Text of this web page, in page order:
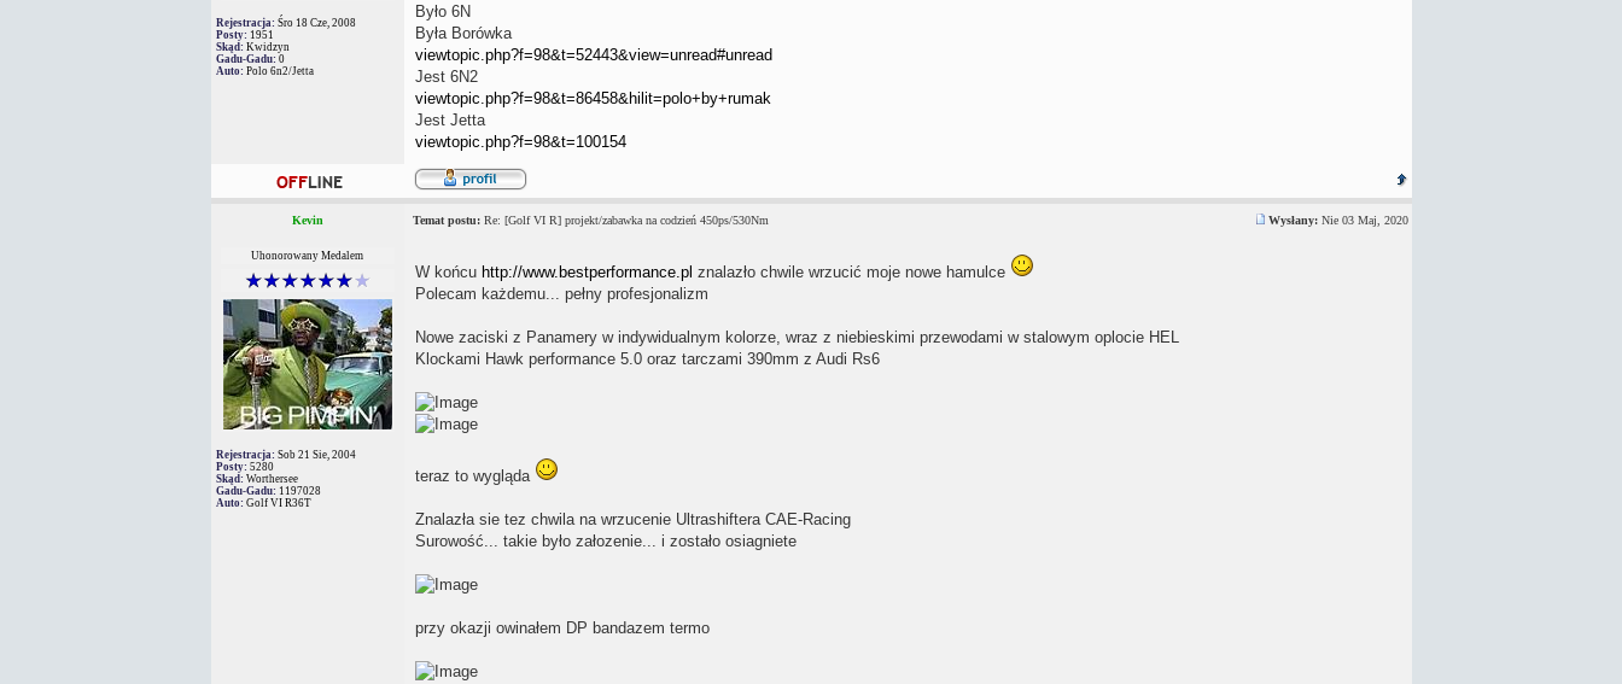
Rejestracja: Śro 18 Cze, 2008
Posty: 1951
Skąd: Kwidzyn
Gadu-Gadu: 0
Auto: Polo 6n2/Jetta
Było 6N
Była Borówka
viewtopic.php?f=98&t=52443&view=unread#unread
Jest 6N2
viewtopic.php?f=98&t=86458&hilit=polo+by+rumak
Jest Jetta
viewtopic.php?f=98&t=100154
Kevin Temat postu:Re: [Golf VI R] projekt/zabawka na codzień 450ps/530Nm Wysłany:Nie 03 Maj, 2020
Uhonorowany Medalem
Rejestracja: Sob 21 Sie, 2004
Posty: 5280
Skąd: Worthersee
Gadu-Gadu: 1197028
Auto: Golf VI R36T
W końcu http://www.bestperformance.pl znalazło chwile wrzucić moje nowe hamulce
Polecam każdemu... pełny profesjonalizm
Nowe zaciski z Panamery w indywidualnym kolorze, wraz z niebieskimi przewodami w stalowym oplocie HEL
Klockami Hawk performance 5.0 oraz tarczami 390mm z Audi Rs6
teraz to wygląda
Znalazła sie tez chwila na wrzucenie Ultrashiftera CAE-Racing
Surowość... takie było załozenie... i zostało osiagniete
przy okazji owinałem DP bandazem termo